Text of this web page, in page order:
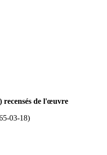
recensés de l'œuvre
03-18)